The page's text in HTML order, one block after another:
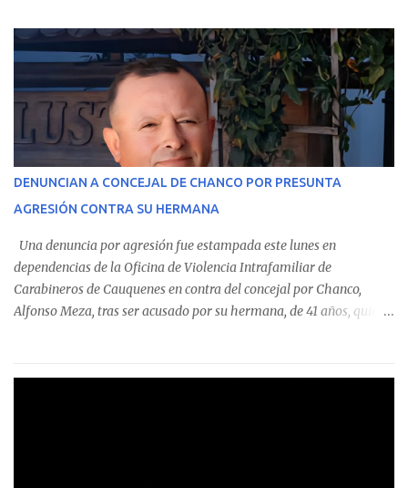
estableció que estos funcionarios —quienes administran o
custodian fondos públicos— efectuaron transacciones por un
monto total de $116.075.918 entre enero de 2024 y junio de 2025.
En el detalle regional, se indica que en la comuna de Cauquenes se
identificó a cuatro funcionarios involucrados en este tipo de
operaciones. Asimismo, se precisa que uno de los casos
corresponde a un funcionario de la Municipalidad de Chanco,
detectaron incumplimientos a la normativa vigente. El informe
precisa que la mayor cantidad de dinero apostado se registró en
Talca, donde...
DENUNCIAN A CONCEJAL DE CHANCO POR PRESUNTA
AGRESIÓN CONTRA SU HERMANA
Una denuncia por agresión fue estampada este lunes en
dependencias de la Oficina de Violencia Intrafamiliar de
Carabineros de Cauquenes en contra del concejal por Chanco,
Alfonso Meza, tras ser acusado por su hermana, de 41 años, quien
relató que los hechos ocurrieron cerca de las 11:30 horas en el